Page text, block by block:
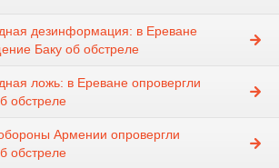
дезинформация: в Ереване
Баку об обстреле
ложь: в Ереване опровергли
обстреле
Армении опровергли
обстреле